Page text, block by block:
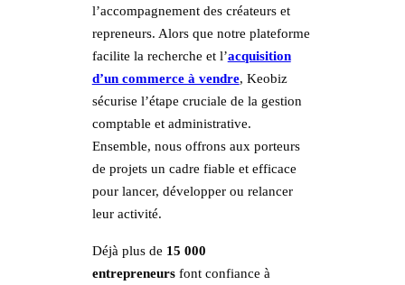
l’accompagnement des créateurs et
repreneurs. Alors que notre plateforme
facilite la recherche et l’acquisition
d’un commerce à vendre, Keobiz
sécurise l’étape cruciale de la gestion
comptable et administrative.
Ensemble, nous offrons aux porteurs
de projets un cadre fiable et efficace
pour lancer, développer ou relancer
leur activité.
Déjà plus de 15 000
entrepreneursfont confiance à